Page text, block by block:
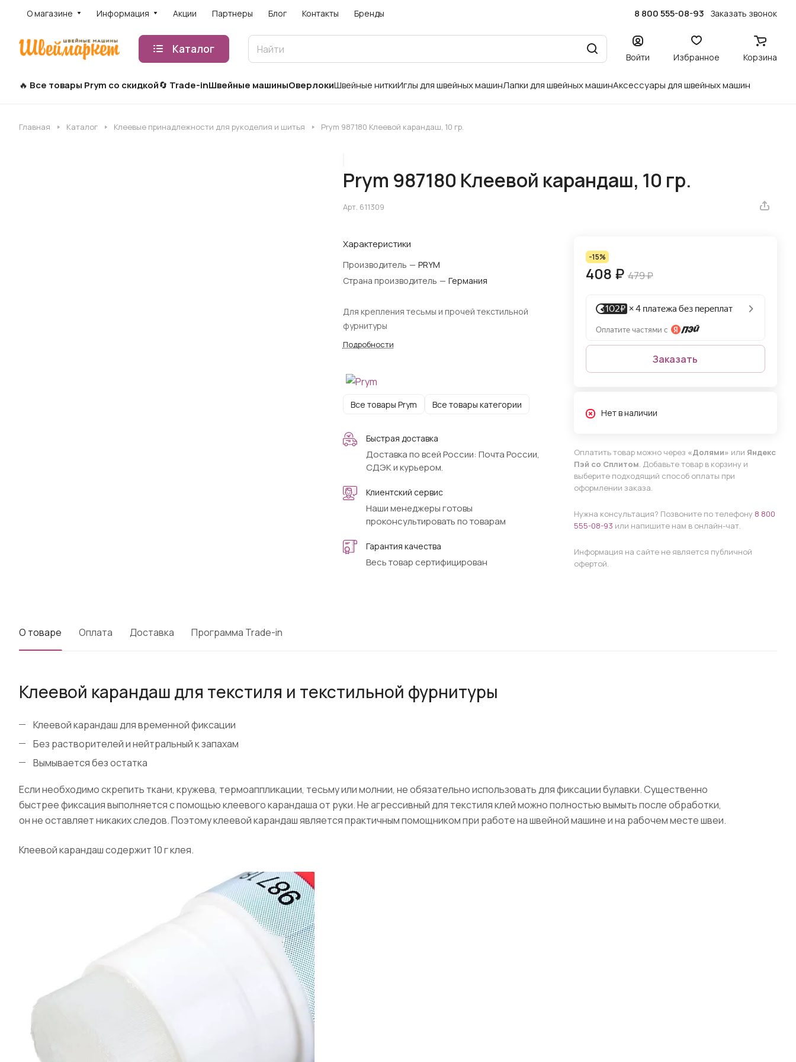
О магазине Информация Акции Партнеры Блог Контакты Бренды 8 800 555-08-93 Заказать звонок
Каталог
Войти Избранное Корзина
Все товары Prym со скидкой Trade-inШвейные машиныОверлокиШвейные ниткиИглы для швейных машинЛапки для швейных машинАксессуары для швейных машин
Главная Каталог Клеевые принадлежности для рукоделия и шитья Prym 987180 Клеевой карандаш, 10 гр.
Prym 987180 Клеевой карандаш, 10 гр.
Арт. 611309
Характеристики
Производитель — PRYM
Страна производитель — Германия
Для крепления тесьмы и прочей текстильной
фурнитуры
Подробности
Все товары Prym Все товары категории
Быстрая доставка
Доставка по всей России: Почта России,
СДЭК и курьером.
Клиентский сервис
Наши менеджеры готовы
проконсультировать по товарам
Гарантия качества
Весь товар сертифицирован
-15%
408 ₽ 479 ₽
Заказать
Нет в наличии
Оплатить товар можно через «Долями» или Яндекс
Пэй со Сплитом. Добавьте товар в корзину и
выберите подходящий способ оплаты при
оформлении заказа.
Нужна консультация? Позвоните по телефону 8 800
555-08-93 или напишите нам в онлайн-чат.
Информация на сайте не является публичной
офертой.
О товаре Оплата Доставка Программа Trade-in
Клеевой карандаш для текстиля и текстильной фурнитуры
Клеевой карандаш для временной фиксации
Без растворителей и нейтральный к запахам
Вымывается без остатка
Если необходимо скрепить ткани, кружева, термоаппликации, тесьму или молнии, не обязательно использовать для фиксации булавки. Существенно
быстрее фиксация выполняется с помощью клеевого карандаша от руки. Не агрессивный для текстиля клей можно полностью вымыть после обработки,
он не оставляет никаких следов. Поэтому клеевой карандаш является практичным помощником при работе на швейной машине и на рабочем месте швеи.
Клеевой карандаш содержит 10 г клея.